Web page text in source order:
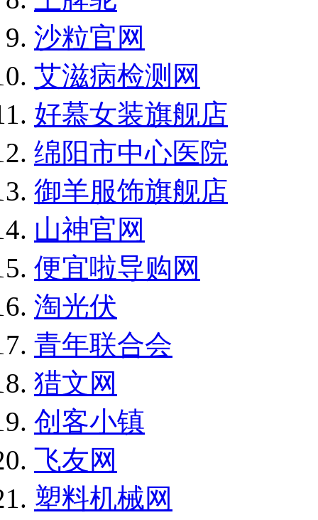
沙粒官网
艾滋病检测网
好慕女装旗舰店
绵阳市中心医院
御羊服饰旗舰店
山神官网
便宜啦导购网
淘光伏
青年联合会
猎文网
创客小镇
飞友网
塑料机械网